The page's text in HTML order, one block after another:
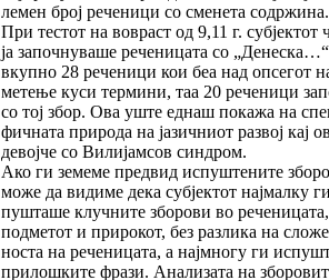
ле­мен број реченици со сменета содржина.
При тес­тот на вовраст од 9,11 г. субјектот
ја започнуваше реченицата со
вкуп­­но 28 реченици кои беа над опсегот
ме­­тење куси термини, таа 20 реченици
со тој збор. Ова уште еднаш покажа на
фичната природа на ја­зичниот развој кај
девојче со Вилијам­сов синдром.
Ако ги земеме предвид испуштените
мо­­же да видиме дека субјектот најмалку
пушташе клучните зборови во реченицата,
под­ме­тот и прирокот, без разлика на
носта на реченицата, а најмногу ги
прилош­ки­те фрази. Анализата на